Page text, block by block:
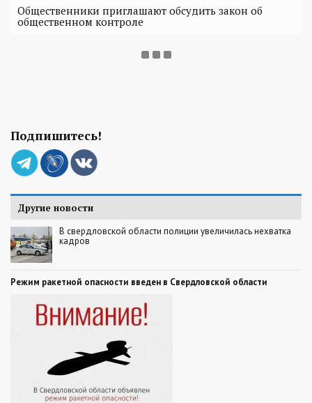
Общественники приглашают обсудить закон об
общественном контроле
Подпишитесь!
Другие новости
В свердловской области полиции увеличилась нехватка
кадров
Режим ракетной опасности введен в Свердловской области